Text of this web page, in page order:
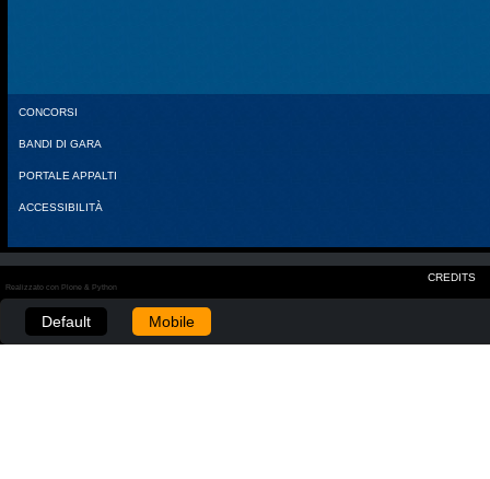
CONCORSI
BANDI DI GARA
PORTALE APPALTI
ACCESSIBILITÀ
CREDITS
Realizzato con Plone & Python
Default Mobile